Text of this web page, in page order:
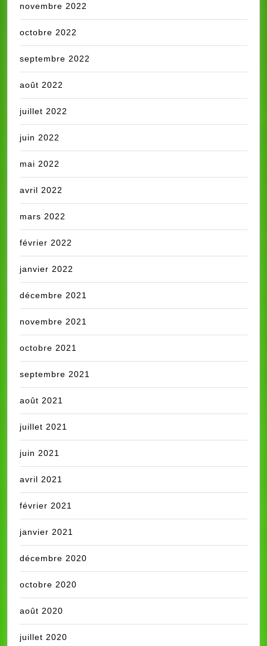
novembre 2022
octobre 2022
septembre 2022
août 2022
juillet 2022
juin 2022
mai 2022
avril 2022
mars 2022
février 2022
janvier 2022
décembre 2021
novembre 2021
octobre 2021
septembre 2021
août 2021
juillet 2021
juin 2021
avril 2021
février 2021
janvier 2021
décembre 2020
octobre 2020
août 2020
juillet 2020